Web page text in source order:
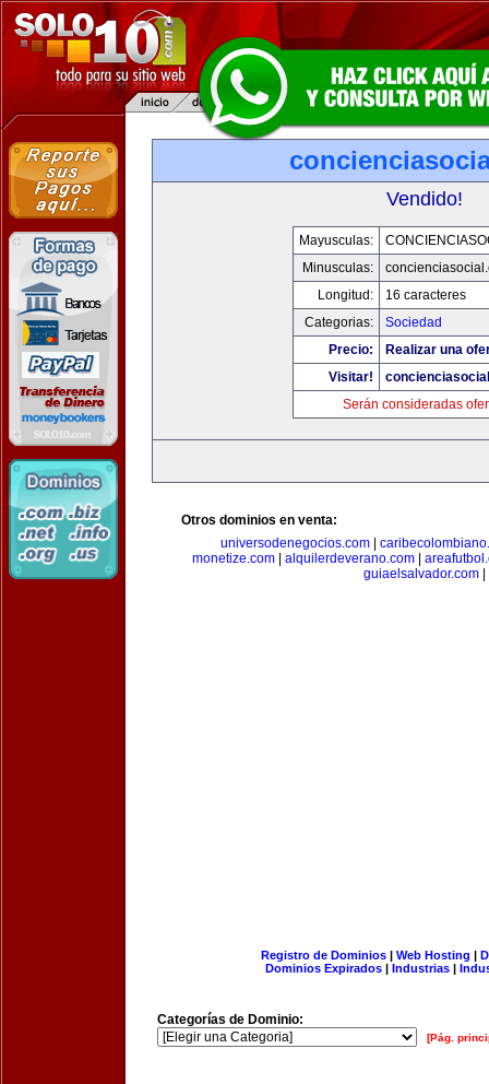
Vendido!
Mayusculas:
Minusculas:
Longitud:
16 caracteres
Categorias:
Sociedad
Precio:
Realizar una
Visitar!
Serán consideradas
Otros dominios en venta:
universodenegocios.com|
monetize.com| alquilerdeverano.com|
guiaelsalvador.com
Registro de Dominios| Web Hosting |
Dominios Expirados | Industrias |
Categorías de Dominio:
[Pág.